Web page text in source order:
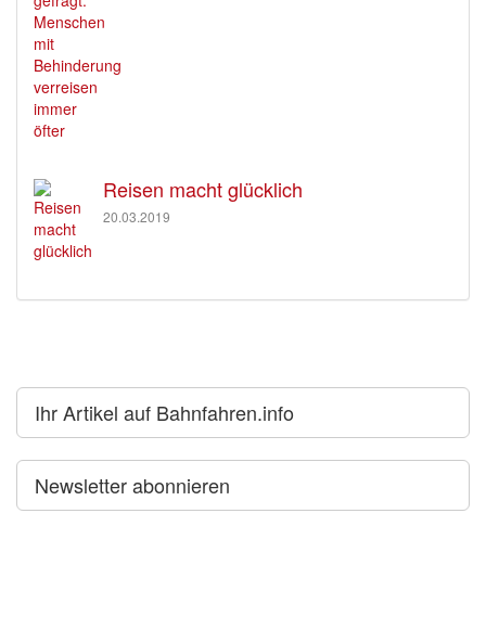
Reisen macht glücklich
20.03.2019
Ihr Artikel auf Bahnfahren.info
Newsletter abonnieren